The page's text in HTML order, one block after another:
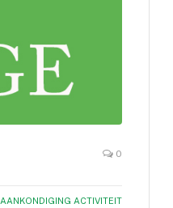
0
AANKONDIGING ACTIVITEIT